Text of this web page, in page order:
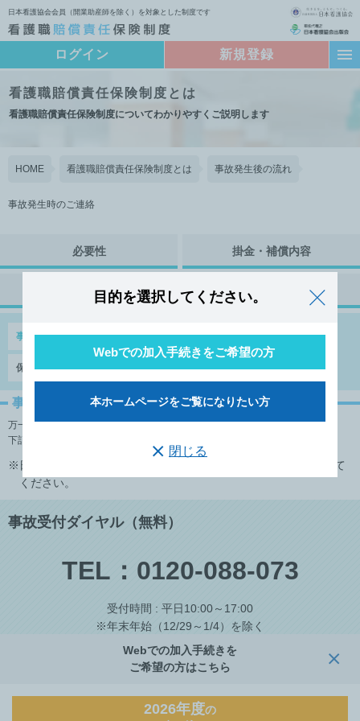
日本看護協会会員（開業助産師を除く）を対象とした制度です
ログイン 新規登録
看護職賠償責任保険制度とは
看護職賠償責任保険制度についてわかりやすくご説明します
HOME 看護職賠償責任保険制度とは 事故発生後の流れ
事故発生時のご連絡
必要性 掛金・補償内容
事故発生後の流れ 注意事項
事故発生時のご連絡 対人賠償事故 対物賠償事故
保険金請求時に必要な書類
事故発生時のご連絡
万一、事故が起こった場合は、まず上司とご相談の上、加入者ご自身で、
下記の「看護職賠償責任保険制度」総合案内にご連絡ください。
※日本看護協会の保険に加入している旨を伝達の上、事故報告して
ください。
事故受付ダイヤル（無料）
TEL：0120-088-073
受付時間 : 平日10:00～17:00
※年末年始（12/29～1/4）を除く
(上記受付時間外は、SMSによりご案内しております。)
目的を選択してください。
Webでの加入手続きをご希望の方
本ホームページをご覧になりたい方
閉じる
Webでの加入手続きを
ご希望の方はこちら
2026年度の